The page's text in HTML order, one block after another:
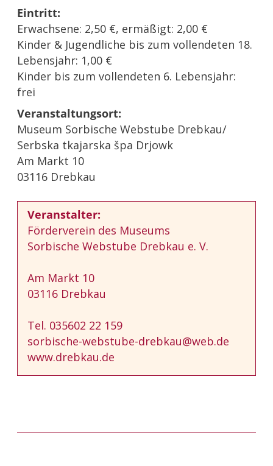
Eintritt:
Erwachsene: 2,50 €, ermäßigt: 2,00 €
Kinder & Jugendliche bis zum vollendeten 18.
Lebensjahr: 1,00 €
Kinder bis zum vollendeten 6. Lebensjahr:
frei
Veranstaltungsort:
Museum Sorbische Webstube Drebkau/
Serbska tkajarska špa Drjowk
Am Markt 10
03116 Drebkau
Veranstalter:
Förderverein des Museums
Sorbische Webstube Drebkau e. V.
Am Markt 10
03116 Drebkau
Tel. 035602 22 159
sorbische-webstube-drebkau@web.de
www.drebkau.de